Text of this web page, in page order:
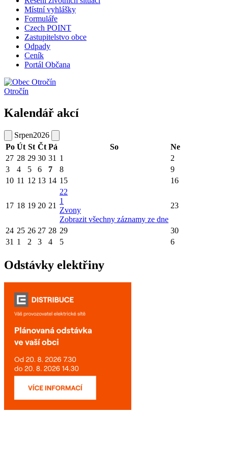
Místní vyhlášky
Formuláře
Czech POINT
Zastupitelstvo obce
Odpady
Ceník
Portál Občana
Otročín
Kalendář akcí
Srpen2026
Po Út St Čt Pá So
Ne
27 28 29 30 31 1
2
3
4 5 6 7 8
9
10 11 12 13 14 15 16
17 18 19 20 21
22
1
Zvony
Zobrazit všechny záznamy ze dne
23
24 25 26 27 28 29
30
31 1 2 3 4 5 6
Odstávky elektřiny